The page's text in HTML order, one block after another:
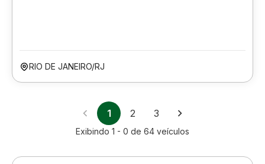
RIO DE JANEIRO/RJ
1 2 3
Exibindo 1 - 0 de 64 veículos